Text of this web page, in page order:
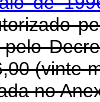
(vinte
no